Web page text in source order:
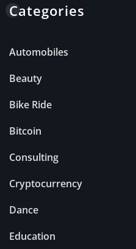
Categories
Automobiles
Beauty
Bike Ride
Bitcoin
Consulting
Cryptocurrency
Dance
Education